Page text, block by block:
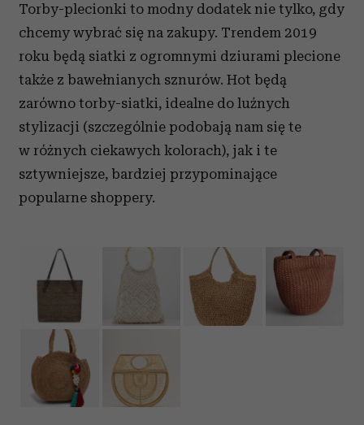
Torby-plecionki to modny dodatek nie tylko, gdy
chcemy wybrać się na zakupy. Trendem 2019
roku będą siatki z ogromnymi dziurami plecione
także z bawełnianych sznurów. Hot będą
zarówno torby-siatki, idealne do luźnych
stylizacji (szczególnie podobają nam się te
w różnych ciekawych kolorach), jak i te
sztywniejsze, bardziej przypominające
popularne shoppery.